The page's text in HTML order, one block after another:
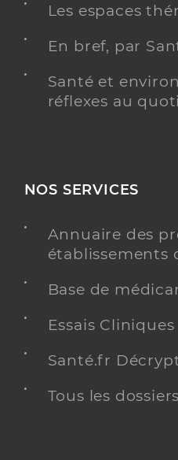
Les espaces
En bref, par
Santé et
réflexes au
NOS SERVICES
Annuaire des
établissements
Base de
Essais Cliniques
Santé.fr
Tous les